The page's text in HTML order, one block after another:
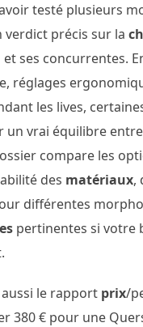
testé plusieurs
verdict précis sur la
et ses concurrentes.
réglages
les lives,
un vrai équilibre entre
compare les
des matériaux,
différentes
pertinentes si votre
le rapport prix/
380 € pour une